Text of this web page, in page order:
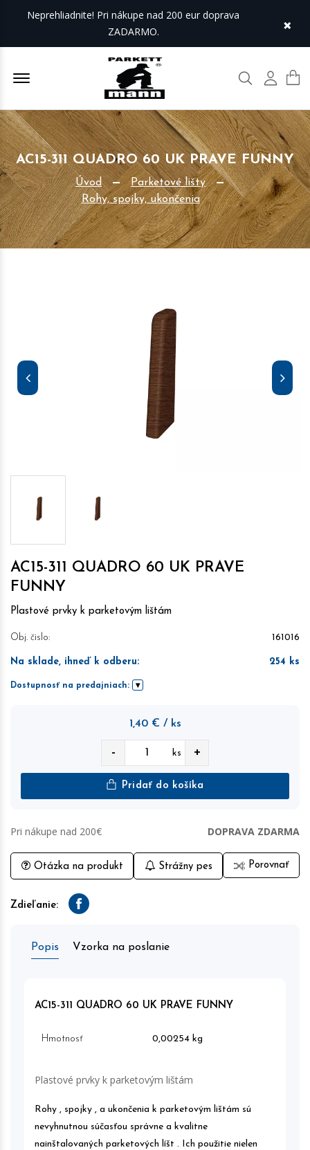
Neprehliadnite! Pri nákupe nad 200 eur doprava
ZADARMO.
×
Offcanvas Menu Open Hľadať Môj
AC15-311 QUADRO 60 UK PRAVE FUNNY
Úvod
Parketové lišty
Rohy, spojky, ukončenia
AC15-311 QUADRO 60 UK PRAVE
FUNNY
Plastové prvky k parketovým lištám
Obj. čislo: 161016
Na sklade, ihneď k odberu: 254 ks
Dostupnosť na predajniach:
1,40 € / ks
- ks +
Pridať do košíka
Pri nákupe nad 200€ DOPRAVA ZDARMA
Otázka na produkt Strážny pes Porovnať
Zdieľanie: Facebook
Popis Vzorka na poslanie
AC15-311 QUADRO 60 UK PRAVE FUNNY
Hmotnosť 0,00254 kg
Plastové prvky k parketovým lištám
Rohy , spojky , a ukončenia k parketovým lištám sú
nevyhnutnou súčasťou správne a kvalitne
nainštalovaných parketových líšt . Ich použitie nielen